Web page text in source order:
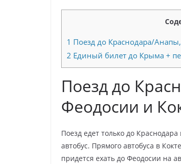
1 Поезд до Краснодара/
2 Единый билет до Крыма +
Поезд до
Феодосии и
Поезд едет только до
автобус. Прямого автобуса в
придется ехать до Феодосии на